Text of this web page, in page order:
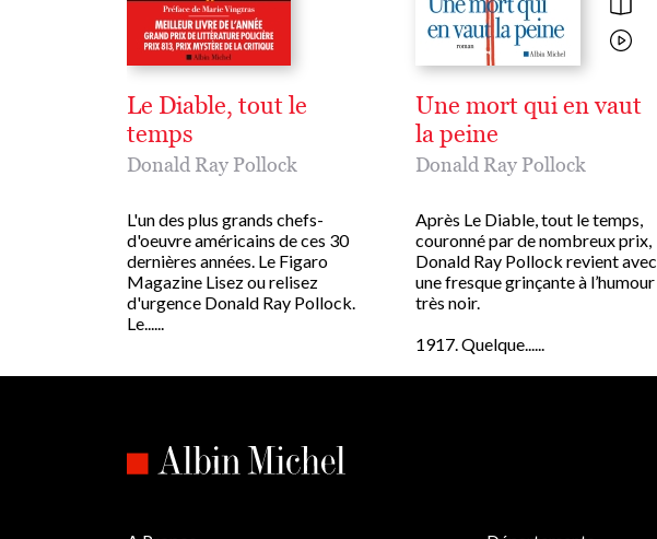
Le Diable, tout le
temps
Donald Ray Pollock
L'un des plus grands chefs-
d'oeuvre américains de ces 30
dernières années. Le Figaro
Magazine Lisez ou relisez
d'urgence Donald Ray Pollock.
Le......
Une mort qui en vaut
la peine
Donald Ray Pollock
Après Le Diable, tout le temps,
couronné par de nombreux prix,
Donald Ray Pollock revient avec
une fresque grinçante à l’humour
très noir.
1917. Quelque......